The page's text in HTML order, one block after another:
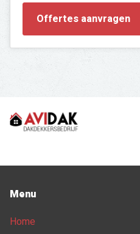
Offertes aanvragen
Menu
Home